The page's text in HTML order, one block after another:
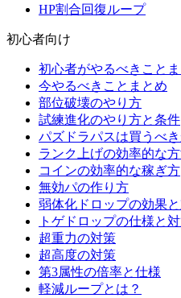
HP割合回復ループ
初心者向け
初心者がやるべきこと
今やるべきことまとめ
部位破壊のやり方
試練進化のやり方と条件
パズドラパスは買うべ
ランク上げの効率的な
コインの効率的な稼ぎ方
無効パの作り方
弱体化ドロップの効果
トゲドロップの仕様と
超重力の対策
超高度の対策
第3属性の倍率と仕様
軽減ループとは？